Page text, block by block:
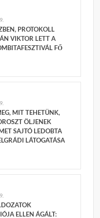
PROTOKOLL
VIKTOR LETT A
FŐ
MIT TEHETÜNK,
ÖLJENEK
SAJTÓ LEDOBTA
LÁTOGATÁSA
ELLEN ÁGÁLT: